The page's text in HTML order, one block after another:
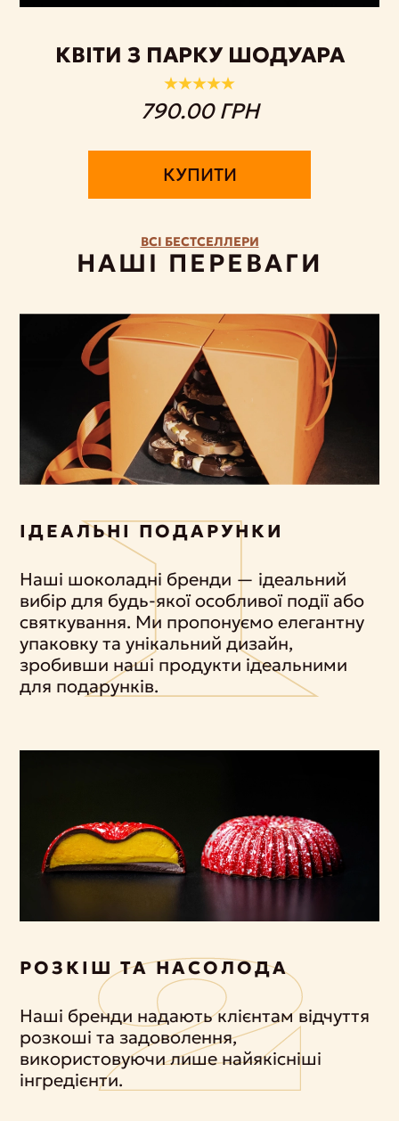
КВІТИ З ПАРКУ ШОДУАРА
790.00 ГРН
КУПИТИ
ВСІ БЕСТСЕЛЛЕРИ
НАШІ ПЕРЕВАГИ
ІДЕАЛЬНІ ПОДАРУНКИ
Наші шоколадні бренди — ідеальний
вибір для будь-якої особливої події або
святкування. Ми пропонуємо елегантну
упаковку та унікальний дизайн,
зробивши наші продукти ідеальними
для подарунків.
РОЗКІШ ТА НАСОЛОДА
Наші бренди надають клієнтам відчуття
розкоші та задоволення,
використовуючи лише найякісніші
інгредієнти.